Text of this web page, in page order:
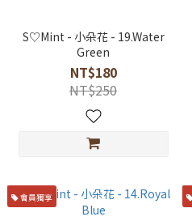
S♡Mint - 小朵花 - 19.Water
Green
NT$180
NT$250
會員獨享